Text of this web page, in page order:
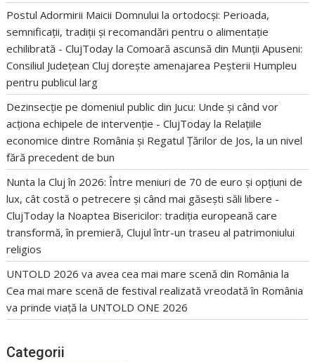
Postul Adormirii Maicii Domnului la ortodocși: Perioada,
semnificații, tradiții și recomandări pentru o alimentație
echilibrată - ClujToday laComoară ascunsă din Munții Apuseni:
Consiliul Județean Cluj dorește amenajarea Peșterii Humpleu
pentru publicul larg
Dezinsecție pe domeniul public din Jucu: Unde și când vor
acționa echipele de intervenție - ClujToday la Relațiile
economice dintre România și Regatul Țărilor de Jos, la un nivel
fără precedent de bun
Nunta la Cluj în 2026: Între meniuri de 70 de euro și opțiuni de
lux, cât costă o petrecere și când mai găsești săli libere -
ClujToday la Noaptea Bisericilor: tradiția europeană care
transformă, în premieră, Clujul într-un traseu al patrimoniului
religios
UNTOLD 2026 va avea cea mai mare scenă din România la
Cea mai mare scenă de festival realizată vreodată în România
va prinde viață la UNTOLD ONE 2026
Categorii